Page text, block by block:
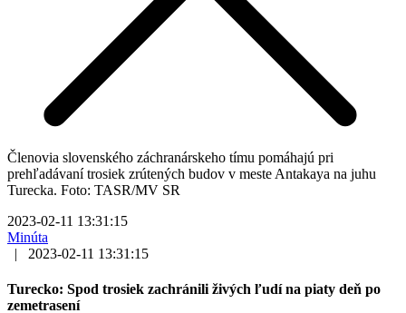
Členovia slovenského záchranárskeho tímu pomáhajú pri
prehľadávaní trosiek zrútených budov v meste Antakaya na juhu
Turecka. Foto: TASR/MV SR
2023-02-11 13:31:15
Minúta
|
2023-02-11 13:31:15
Turecko: Spod trosiek zachránili živých ľudí na piaty deň po
zemetrasení